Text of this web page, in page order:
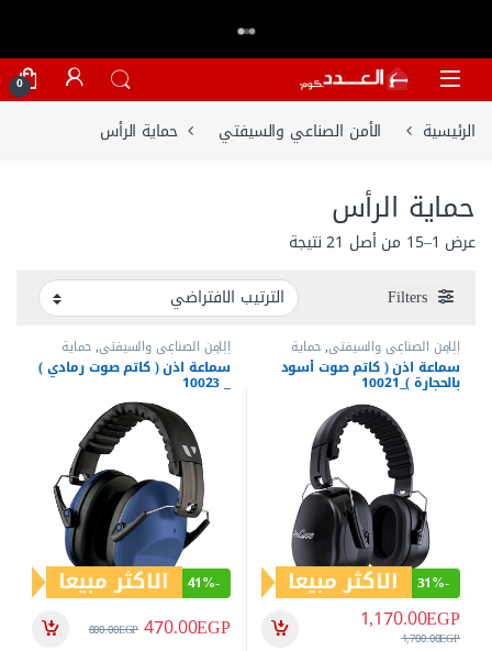
Skip to navigation
Skip to content
0
الرئيسية الأمن الصناعي والسيفتي حماية الرأس
حماية الرأس
عرض 1–15 من أصل 21 نتيجة
Filters
الأمن الصناعي والسيفتي,حماية
الرأس ,سماعات سيفتي
سماعة اذن ( كاتم صوت أسود
بالحجارة )_10021
-
31% الاكثر مبيعا
1,170.00EGP
1,700.00EGP
الأمن الصناعي والسيفتي,حماية
الرأس ,سماعات سيفتي
سماعة اذن ( كاتم صوت رمادي )
_ 10023
-
41% الاكثر مبيعا
470.00EGP
800.00EGP